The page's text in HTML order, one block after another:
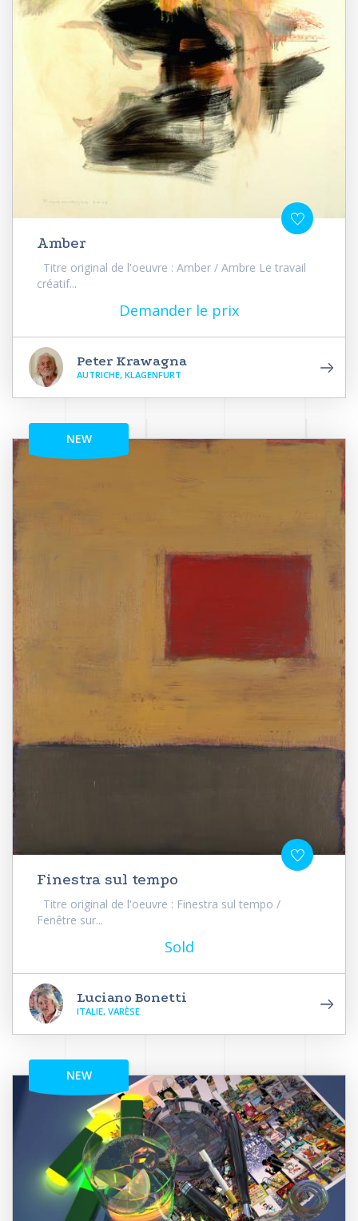
Amber
Titre original de l'oeuvre : Amber / Ambre Le travail
créatif...
Demander le prix
Peter Krawagna
AUTRICHE, KLAGENFURT
NEW
Finestra sul tempo
Titre original de l'oeuvre : Finestra sul tempo /
Fenêtre sur...
Sold
Luciano Bonetti
ITALIE, VARÈSE
NEW